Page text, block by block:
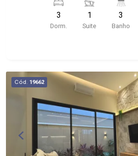
Localizado próximo à Av. do Café.
3
Dorm.
1
Suite
3
Banho
Cód. 19662